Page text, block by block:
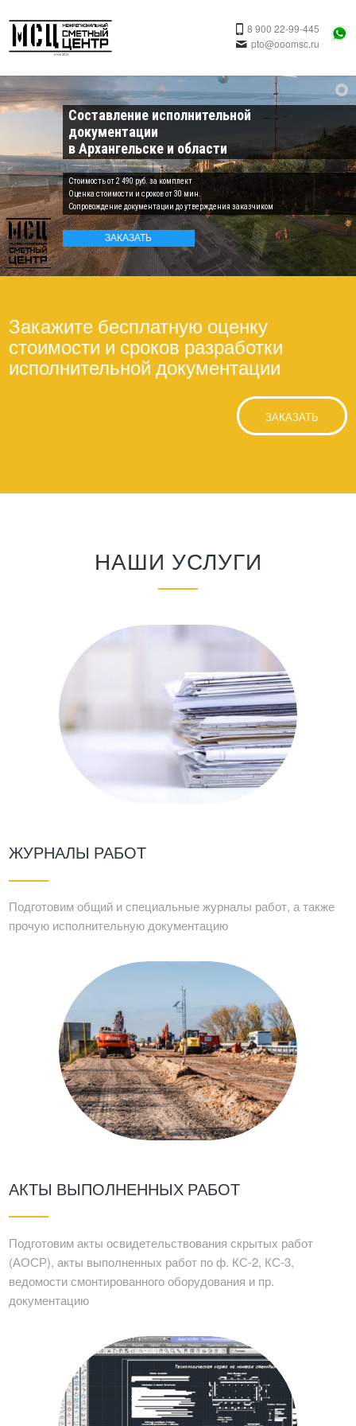
8 900 22-99-445
pto@ooomsc.ru
Cтоимость от 2 490 руб. за комплект
Оценка стоимости и сроков от 30 мин.
Сопровождение документации до утверждения заказчиком
Составление исполнительной
документации
в Архангельске и области
ЗАКАЗАТЬ
Закажите бесплатную оценку
стоимости и сроков разработки
исполнительной документации
ЗАКАЗАТЬ
НАШИ УСЛУГИ
ЖУРНАЛЫ РАБОТ
Подготовим общий и специальные журналы работ, а также
прочую исполнительную документацию
АКТЫ ВЫПОЛНЕННЫХ РАБОТ
Подготовим акты освидетельствования скрытых работ
(АОСР), акты выполненных работ по ф. КС-2, КС-3,
ведомости смонтированного оборудования и пр.
документацию